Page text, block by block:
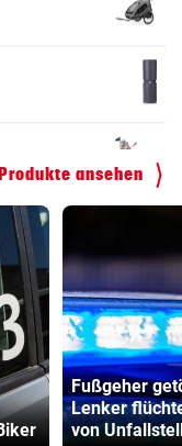
ansehen
Fußgeher
Lenker
von